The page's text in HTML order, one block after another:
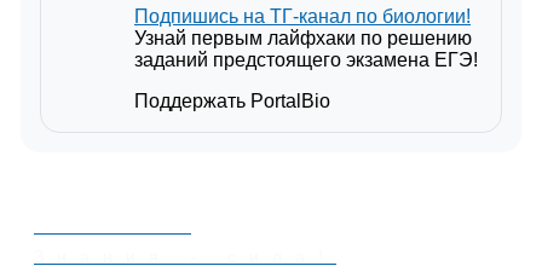
Подпишись на ТГ-канал по биологии!
Узнай первым лайфхаки по решению
заданий предстоящего экзамена ЕГЭ!
Поддержать PortalBio